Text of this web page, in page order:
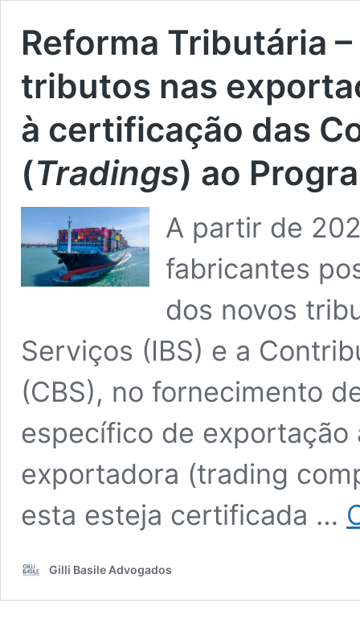
Reforma Tributária
tributos nas
à certificação das
(Tradings) ao
A partir de
fabricantes
dos novos
Serviços (IBS) e a
(CBS), no fornecimento
específico de exportação
exportadora (trading
esta esteja certificada …
Gilli Basile Advogados